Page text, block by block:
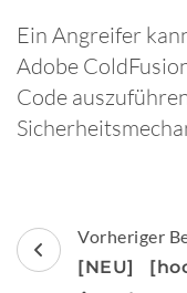
Ein Angreifer
Adobe
Code
Vorheriger
[NEU]